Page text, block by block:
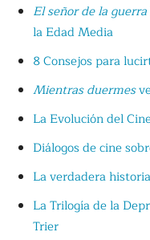
El señor de la guerra
la Edad Media
8 Consejos para
Mientras duermes
La Evolución del
Diálogos de cine
La verdadera
La Trilogía de la
Trier